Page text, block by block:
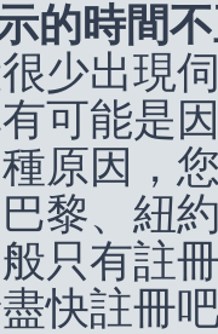
的時間不
少出現
可能是
原因，
黎、紐
只有註
快註冊吧